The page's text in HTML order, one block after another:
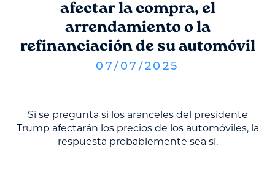
afectar la compra, el
arrendamiento o la
refinanciación de su automóvil
07/ 07 / 2025
Si se pregunta si los aranceles del presidente
Trump afectarán los precios de los automóviles, la
respuesta probablemente sea sí.